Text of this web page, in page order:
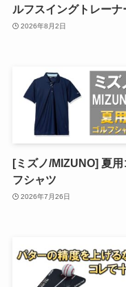
ルフスイングトレーナ
2026年8月2日
[ミズノ/MIZUNO] 夏用
フシャツ
2026年7月26日